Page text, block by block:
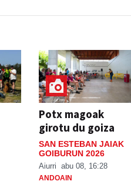
Potx magoak
girotu du goiza
SAN ESTEBAN JAIAK
GOIBURUN 2026
Aiurri abu 08, 16:28
ANDOAIN